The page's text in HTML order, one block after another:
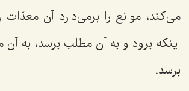
می‌کند، موانع را برمی‌دارد آن
اینکه برود و به آن مطلب برسد، به
برسد.